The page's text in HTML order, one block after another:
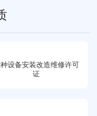
设备安装改造维修许可
证